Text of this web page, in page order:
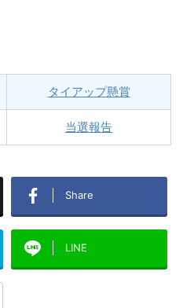
タイアップ懸賞
当選報告
Share
LINE